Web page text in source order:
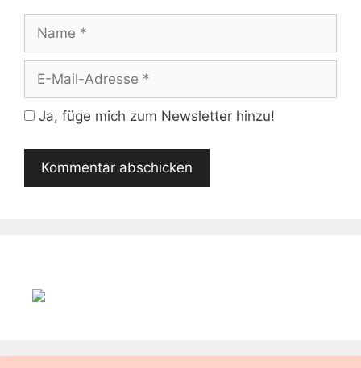
Mail-
Adresse
Ja, füge mich zum Newsletter hinzu!